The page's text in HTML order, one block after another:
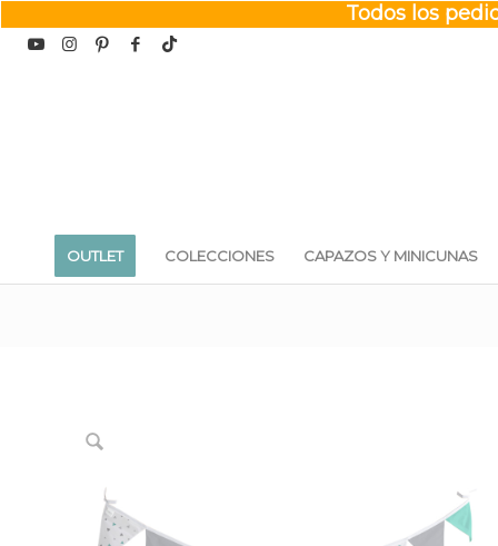
Todos los
OUTLET COLECCIONES CAPAZOS Y MINICUNAS